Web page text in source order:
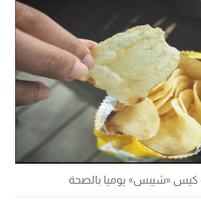
كيس «شيبس» يوميا بالصحة